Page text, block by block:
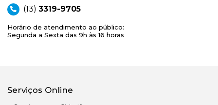
(13) 3319-9705
Horário de atendimento ao público:
Segunda a Sexta das 9h às 16 horas
Serviços Online